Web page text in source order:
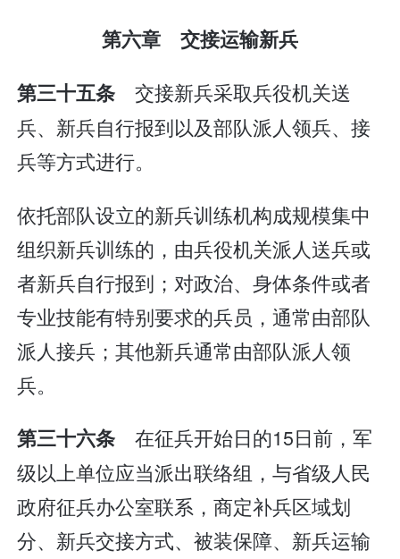
第六章 交接运输新兵
第三十五条 交接新兵采取兵役机关送
兵、新兵自行报到以及部队派人领兵、接
兵等方式进行。
依托部队设立的新兵训练机构成规模集中
组织新兵训练的，由兵役机关派人送兵或
者新兵自行报到；对政治、身体条件或者
专业技能有特别要求的兵员，通常由部队
派人接兵；其他新兵通常由部队派人领
兵。
第三十六条 在征兵开始日的15日前，军
级以上单位应当派出联络组，与省级人民
政府征兵办公室联系，商定补兵区域划
分、新兵交接方式、被装保障、新兵运输